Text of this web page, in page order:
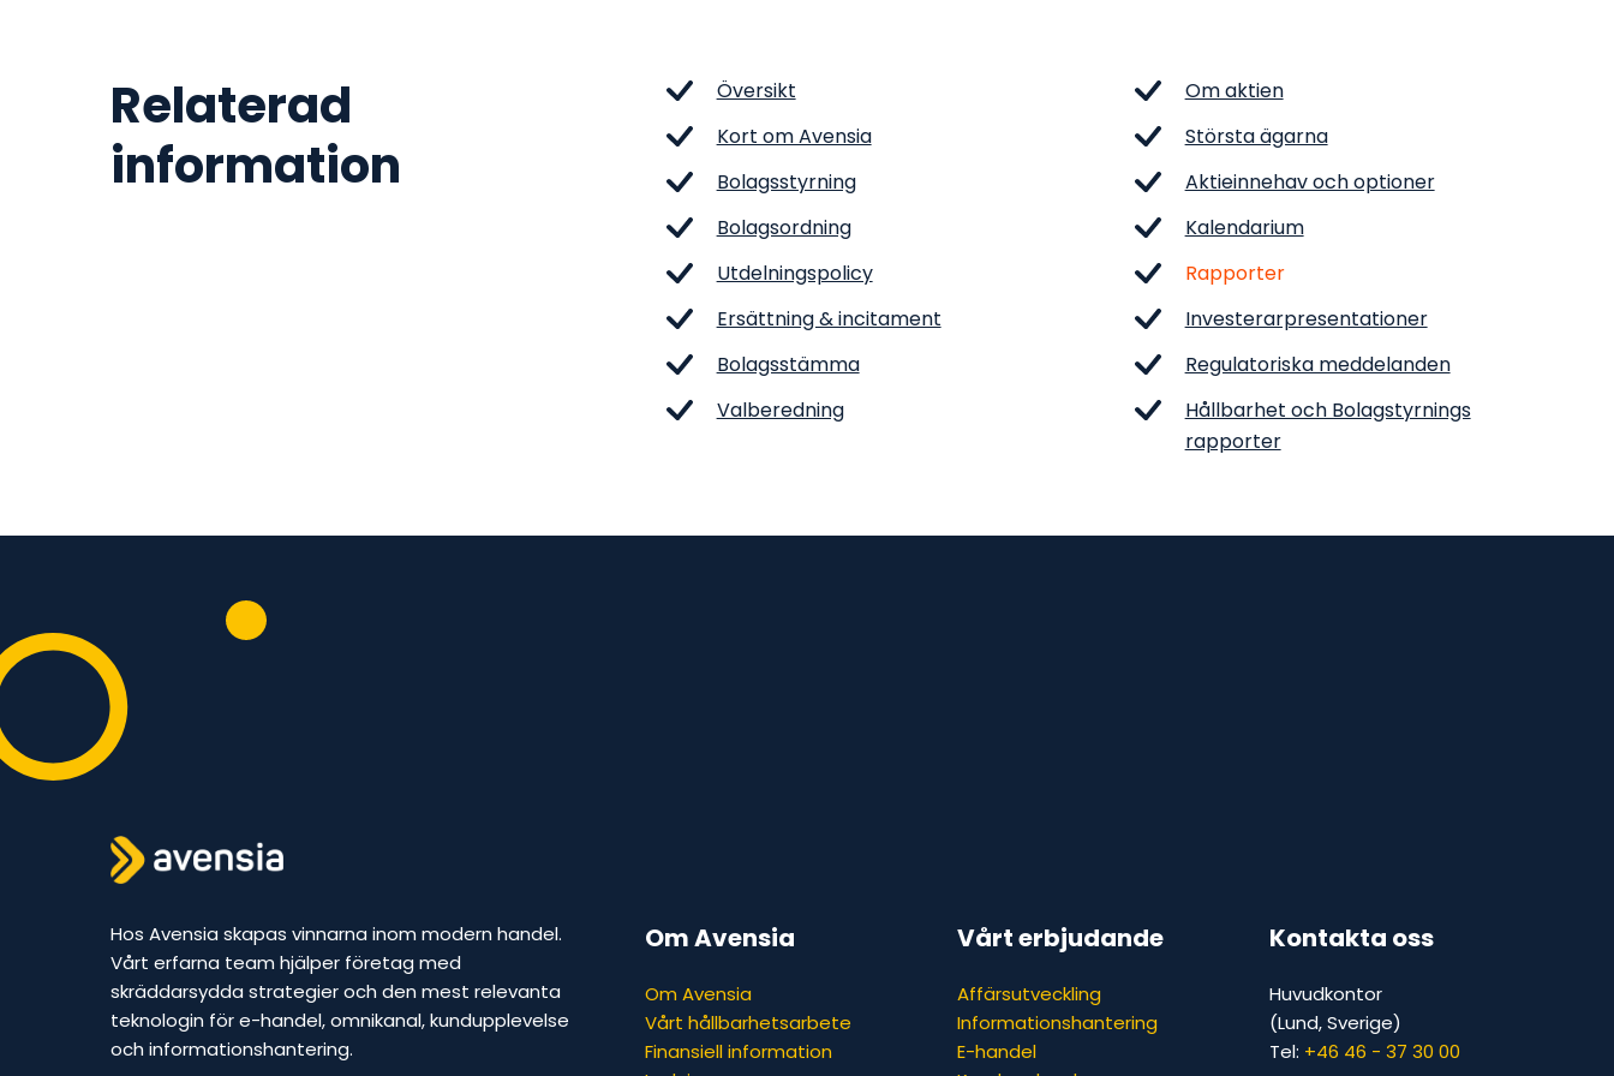
Relaterad
information
Översikt
Kort om Avensia
Bolagsstyrning
Bolagsordning
Utdelningspolicy
Ersättning & incitament
Bolagsstämma
Valberedning
Om aktien
Största ägarna
Aktieinnehav och optioner
Kalendarium
Rapporter
Investerarpresentationer
Regulatoriska meddelanden
Hållbarhet och Bolagstyrnings
rapporter
Hos Avensia skapas vinnarna inom modern handel.
Vårt erfarna team hjälper företag med
skräddarsydda strategier och den mest relevanta
teknologin för e-handel, omnikanal, kundupplevelse
och informationshantering.
Om Avensia
Om Avensia
Vårt hållbarhetsarbete
Finansiell information
Vårt erbjudande
Affärsutveckling
Informationshantering
E-handel
Kontakta oss
Huvudkontor
(Lund, Sverige)
Tel: +46 46 - 37 30 00